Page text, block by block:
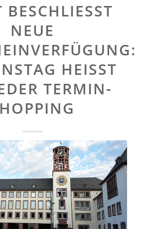
BESCHLIESST
NEUE
HEISST E
TERMIN-S